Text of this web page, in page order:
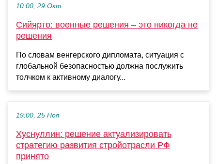
10:00, 29 Окт
Сийярто: военные решения – это никогда не
решения
По словам венгерского дипломата, ситуация с
глобальной безопасностью должна послужить
толчком к активному диалогу...
19:00, 25 Ноя
Хуснуллин: решение актуализировать
стратегию развития стройотрасли РФ
принято